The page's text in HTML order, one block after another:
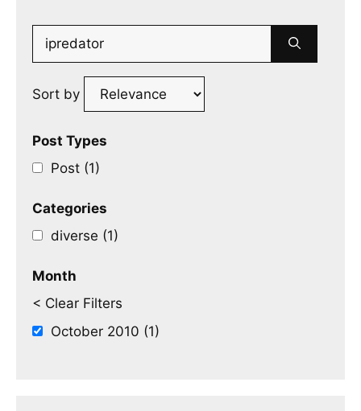
Search
for:
Sort by
Post Types
Post (1)
Categories
diverse (1)
Month
< Clear Filters
October 2010 (1)